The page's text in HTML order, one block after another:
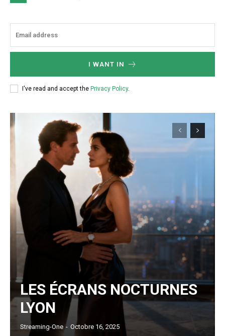
I WANT IN
I've read and accept the Privacy Policy.
LES ÉCRANS NOCTURNES
LYON
Streaming-One - Octobre 16, 2025